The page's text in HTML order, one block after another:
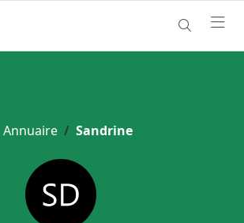
Annuaire Sandrine